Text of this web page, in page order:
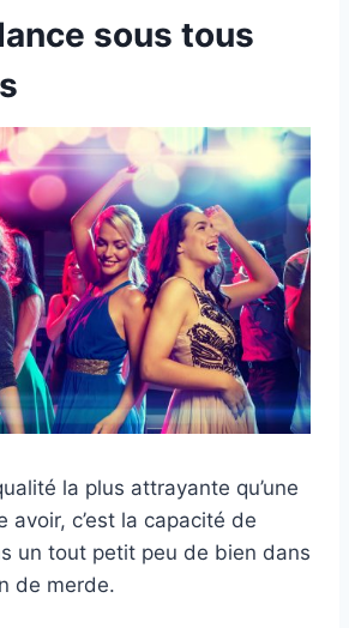
sous tous
la plus attrayante qu’une
avoir, c’est la capacité de
un tout petit peu de bien dans
de merde.